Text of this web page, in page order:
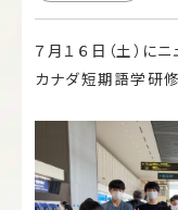
７月１６日（土）に
カナダ短期語学研